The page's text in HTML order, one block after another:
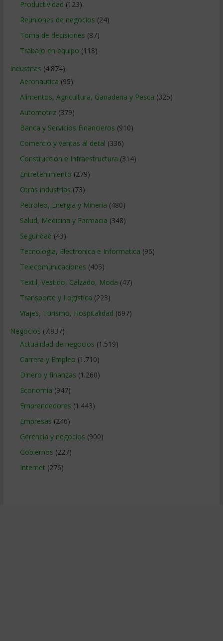
Productividad (123)
Reuniones de negocios (24)
Toma de decisiones (87)
Trabajo en equipo (118)
Industrias (4.874)
Aeronautica (95)
Alimentos, Agricultura, Ganaderia y Pesca (325)
Automotriz(379)
Banca y Servicios Financieros (910)
Comercio y ventas al detal (336)
Construccion e Infraestructura (314)
Entretenimiento (279)
Otras industrias (73)
Petroleo, Energia y Mineria (480)
Salud, Medicina y Farmacia (348)
Seguridad (43)
Tecnologia, Electronica e Informatica (96)
Telecomunicaciones (405)
Textil, Vestido, Calzado, Moda (47)
Transporte y Logistica (223)
Viajes, Turismo, Hospitalidad (697)
Negocios (7.837)
Actualidad de negocios (1.519)
Carrera y Empleo (1.710)
Dinero y finanzas (1.260)
Economía (947)
Emprendedores (1.443)
Empresas (246)
Gerencia y negocios (900)
Gobiernos (227)
Internet (276)